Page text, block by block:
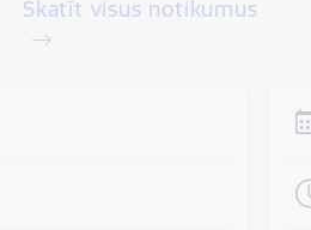
Skatīt visus notikumus